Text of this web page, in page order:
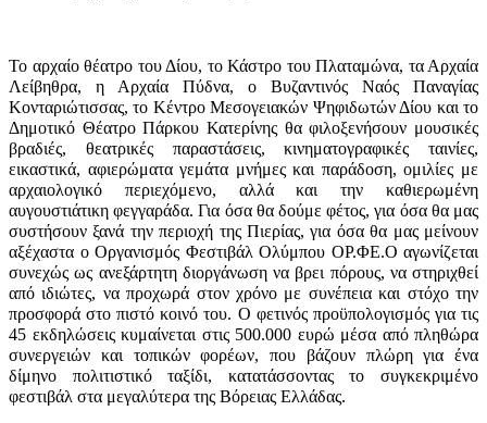
Το αρχαίο θέατρο του Δίου, το Κάστρο του Πλαταμώνα, τα Αρχαία
Λείβηθρα, η Αρχαία Πύδνα, ο Βυζαντινός Ναός Παναγίας
Κονταριώτισσας, το Κέντρο Μεσογειακών Ψηφιδωτών Δίου και το
Δημοτικό Θέατρο Πάρκου Κατερίνης θα φιλοξενήσουν μουσικές
βραδιές, θεατρικές παραστάσεις, κινηματογραφικές ταινίες,
εικαστικά, αφιερώματα γεμάτα μνήμες και παράδοση, ομιλίες με
αρχαιολογικό περιεχόμενο, αλλά και την καθιερωμένη
αυγουστιάτικη φεγγαράδα. Για όσα θα δούμε φέτος, για όσα θα μας
συστήσουν ξανά την περιοχή της Πιερίας, για όσα θα μας μείνουν
αξέχαστα ο Οργανισμός Φεστιβάλ Ολύμπου ΟΡ.ΦΕ.Ο αγωνίζεται
συνεχώς ως ανεξάρτητη διοργάνωση να βρει πόρους, να στηριχθεί
από ιδιώτες, να προχωρά στον χρόνο με συνέπεια και στόχο την
προσφορά στο πιστό κοινό του. Ο φετινός προϋπολογισμός για τις
45 εκδηλώσεις κυμαίνεται στις 500.000 ευρώ μέσα από πληθώρα
συνεργειών και τοπικών φορέων, που βάζουν πλώρη για ένα
δίμηνο πολιτιστικό ταξίδι, κατατάσσοντας το συγκεκριμένο
φεστιβάλ στα μεγαλύτερα της Βόρειας Ελλάδας.